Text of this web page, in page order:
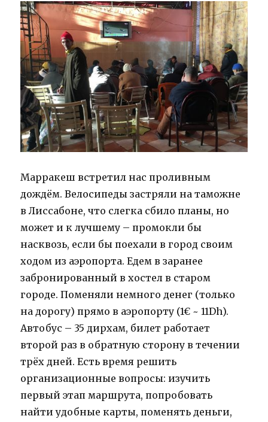
Марракеш встретил нас проливным
дождём. Велосипеды застряли на таможне
в Лиссабоне, что слегка сбило планы, но
может и к лучшему – промокли бы
насквозь, если бы поехали в город своим
ходом из аэропорта. Едем в заранее
забронированный в хостел в старом
городе. Поменяли немного денег (только
на дорогу) прямо в аэропорту (1€ ~ 11Dh).
Автобус – 35 дирхам, билет работает
второй раз в обратную сторону в течении
трёх дней. Есть время решить
организационные вопросы: изучить
первый этап маршрута, попробовать
найти удобные карты, поменять деньги,